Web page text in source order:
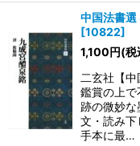
中国法書選
[10822]
1,100円(税
二玄社【
鑑賞の上
跡の微妙
文・読み下
手本に最…